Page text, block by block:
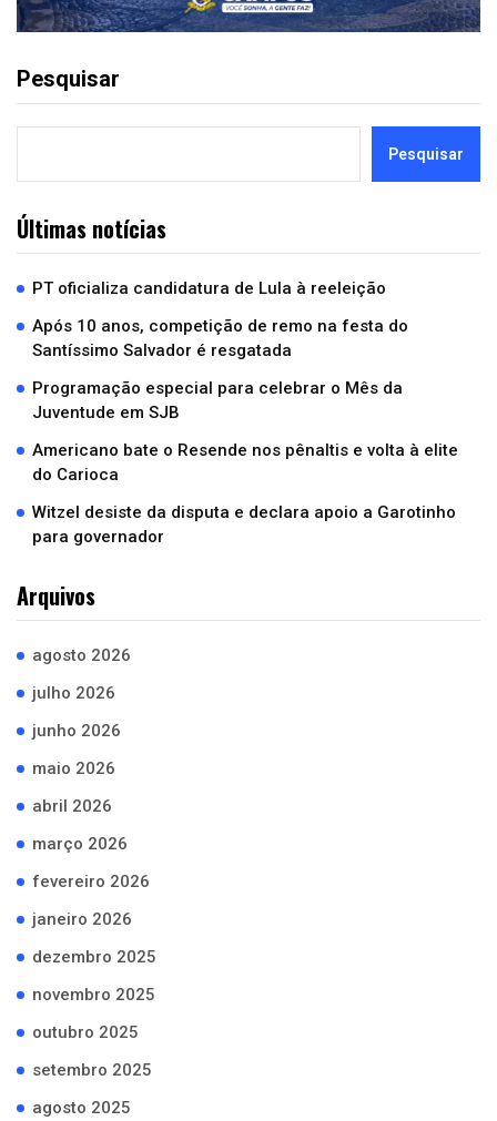
Pesquisar
Pesquisar
Últimas notícias
PT oficializa candidatura de Lula à reeleição
Após 10 anos, competição de remo na festa do
Santíssimo Salvador é resgatada
Programação especial para celebrar o Mês da
Juventude em SJB
Americano bate o Resende nos pênaltis e volta à elite
do Carioca
Witzel desiste da disputa e declara apoio a Garotinho
para governador
Arquivos
agosto 2026
julho 2026
junho 2026
maio 2026
abril 2026
março 2026
fevereiro 2026
janeiro 2026
dezembro 2025
novembro 2025
outubro 2025
setembro 2025
agosto 2025